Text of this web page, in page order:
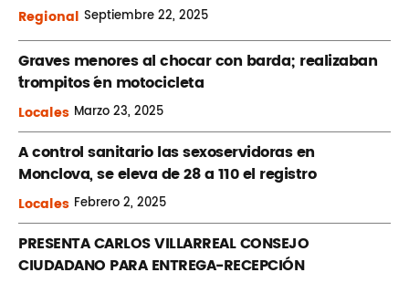
Regional Septiembre22, 2025
Graves menores al chocar con barda; realizaban
´trompitos ´en motocicleta
Locales Marzo23, 2025
A control sanitario las sexoservidoras en
Monclova, se eleva de 28 a 110 el registro
Locales Febrero2, 2025
PRESENTA CARLOS VILLARREAL CONSEJO
CIUDADANO PARA ENTREGA-RECEPCIÓN